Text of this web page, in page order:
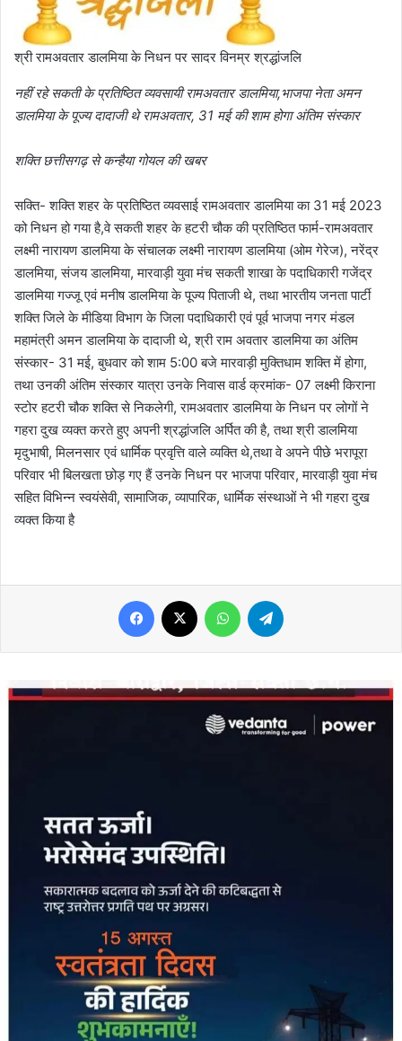
श्री रामअवतार डालमिया के निधन पर सादर विनम्र श्रद्धांजलि
नहीं रहे सकती के प्रतिष्ठित व्यवसायी रामअवतार डालमिया,भाजपा नेता अमन
डालमिया के पूज्य दादाजी थे रामअवतार, 31 मई की शाम होगा अंतिम संस्कार
शक्ति छत्तीसगढ़ से कन्हैया गोयल की खबर
सक्ति- शक्ति शहर के प्रतिष्ठित व्यवसाई रामअवतार डालमिया का 31 मई 2023
को निधन हो गया है,वे सकती शहर के हटरी चौक की प्रतिष्ठित फार्म-रामअवतार
लक्ष्मी नारायण डालमिया के संचालक लक्ष्मी नारायण डालमिया (ओम गेरेज), नरेंद्र
डालमिया, संजय डालमिया, मारवाड़ी युवा मंच सकती शाखा के पदाधिकारी गजेंद्र
डालमिया गज्जू एवं मनीष डालमिया के पूज्य पिताजी थे, तथा भारतीय जनता पार्टी
शक्ति जिले के मीडिया विभाग के जिला पदाधिकारी एवं पूर्व भाजपा नगर मंडल
महामंत्री अमन डालमिया के दादाजी थे, श्री राम अवतार डालमिया का अंतिम
संस्कार- 31 मई, बुधवार को शाम 5:00 बजे मारवाड़ी मुक्तिधाम शक्ति में होगा,
तथा उनकी अंतिम संस्कार यात्रा उनके निवास वार्ड क्रमांक- 07 लक्ष्मी किराना
स्टोर हटरी चौक शक्ति से निकलेगी, रामअवतार डालमिया के निधन पर लोगों ने
गहरा दुख व्यक्त करते हुए अपनी श्रद्धांजलि अर्पित की है, तथा श्री डालमिया
मृदुभाषी, मिलनसार एवं धार्मिक प्रवृत्ति वाले व्यक्ति थे,तथा वे अपने पीछे भरापूरा
परिवार भी बिलखता छोड़ गए हैं उनके निधन पर भाजपा परिवार, मारवाड़ी युवा मंच
सहित विभिन्न स्वयंसेवी, सामाजिक, व्यापारिक, धार्मिक संस्थाओं ने भी गहरा दुख
व्यक्त किया है
Facebook WhatsApp